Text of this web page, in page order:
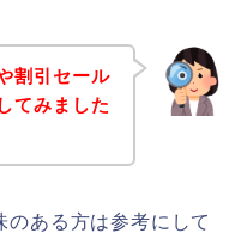
割引セール
てみました
のある方は参考にして